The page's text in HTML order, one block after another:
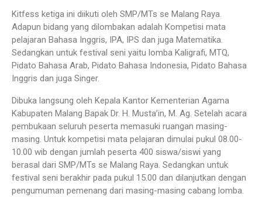
Kitfess ketiga ini diikuti oleh SMP/MTs se Malang Raya.
Adapun bidang yang dilombakan adalah Kompetisi mata
pelajaran Bahasa Inggris, IPA, IPS dan juga Matematika.
Sedangkan untuk festival seni yaitu lomba Kaligrafi, MTQ,
Pidato Bahasa Arab, Pidato Bahasa Indonesia, Pidato Bahasa
Inggris dan juga Singer.
Dibuka langsung oleh Kepala Kantor Kementerian Agama
Kabupaten Malang Bapak Dr. H. Musta’in, M. Ag. Setelah acara
pembukaan seluruh peserta memasuki ruangan masing-
masing. Untuk kompetisi mata pelajaran dimulai pukul 08.00-
10.00 wib dengan jumlah peserta 400 siswa/siswi yang
berasal dari SMP/MTs se Malang Raya. Sedangkan untuk
festival seni berakhir pada pukul 15.00 dan dilanjutkan dengan
pengumuman pemenang dari masing-masing cabang lomba.